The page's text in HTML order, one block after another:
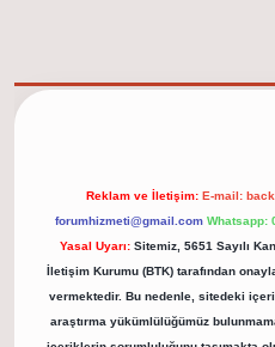
Reklam ve İletişim: E-mail:
forumhizmeti@gmail.com Whatsapp:
Yasal Uyarı: Sitemiz, 5651 Sayılı
İletişim Kurumu (BTK) tarafından
vermektedir. Bu nedenle, sitedeki
araştırma yükümlülüğümüz